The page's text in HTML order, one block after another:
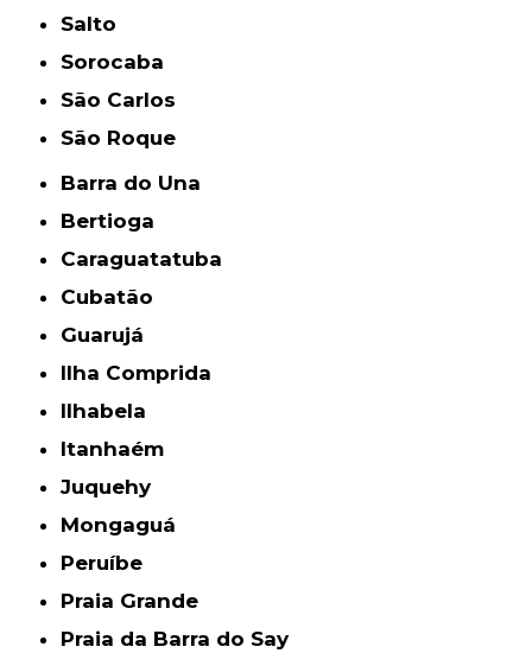
Salto
Sorocaba
São Carlos
São Roque
Barra do Una
Bertioga
Caraguatatuba
Cubatão
Guarujá
Ilha Comprida
Ilhabela
Itanhaém
Juquehy
Mongaguá
Peruíbe
Praia Grande
Praia da Barra do Say